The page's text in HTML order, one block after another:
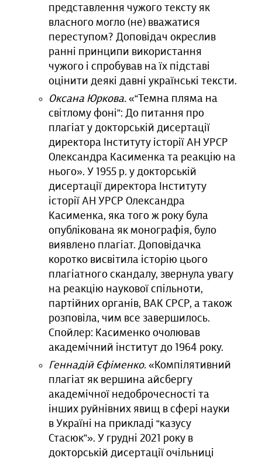
представлення чужого тексту як
власного могло (не) вважатися
переступом? Доповідач окреслив
ранні принципи використання
чужого і спробував на їх підставі
оцінити деякі давні українські тексти.
Оксана Юркова.«“Темна пляма на
світлому фоні”: До питання про
плагіат у докторській дисертації
директора Інституту історії АН УРСР
Олександра Касименка та реакцію на
нього». У 1955 р. у докторській
дисертації директора Інституту
історії АН УРСР Олександра
Касименка, яка того ж року була
опублікована як монографія, було
виявлено плагіат. Доповідачка
коротко висвітила історію цього
плагіатного скандалу, звернула увагу
на реакцію наукової спільноти,
партійних органів, ВАК СРСР, а також
розповіла, чим все завершилось.
Спойлер: Касименко очолював
академічний інститут до 1964 року.
Геннадій Єфіменко.«Компілятивний
плагіат як вершина айсбергу
академічної недоброчесності та
інших руйнівних явищ в сфері науки
в Україні на прикладі “казусу
Стасюк”». У грудні 2021 року в
докторській дисертації очільниці